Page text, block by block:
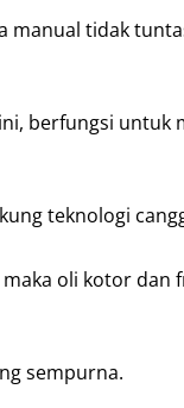
tidak
berfungsi
teknologi
oli kotor dan
sempurna.